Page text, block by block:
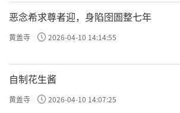
恶念希求尊者迎，身陷囹圄整七年
黄盖寺 2026-04-10 14:14:55
自制花生酱
黄盖寺 2026-04-10 14:07:25